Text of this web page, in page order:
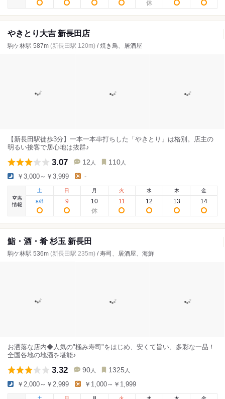
やきとり大吉 新長田店
駒ケ林駅 587m (新長田駅 120m) / 焼き鳥、居酒屋
【新長田駅徒歩3分】一本一本串打ちした「やきとり」は格別。店主の
明るい接客で居心地は抜群♪
3.07 12 人 110 人
￥3,000～￥3,999 -
空席
情報
土
8/8
日
9
月
10
火
11
水
12
木
13
金
14
鮨・酒・肴 杉玉 新長田
駒ケ林駅 536m (新長田駅 235m) / 寿司、居酒屋、海鮮
お洒落な店内◆人気の"極み寿司"をはじめ、安くて旨い、多彩な一品！
全国各地の地酒を堪能♪
3.32 90 人 1325 人
￥2,000～￥2,999 ￥1,000～￥1,999